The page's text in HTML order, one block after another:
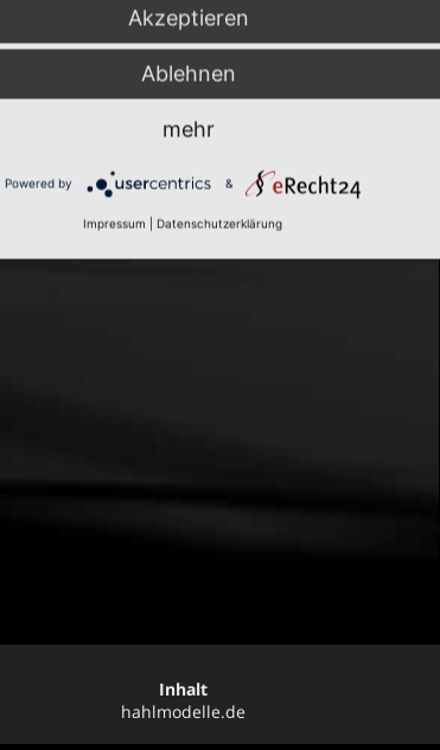
Inhalt
hahlmodelle.de
Akzeptieren
Ablehnen
mehr
Powered by &
Impressum Datenschutzerklärung